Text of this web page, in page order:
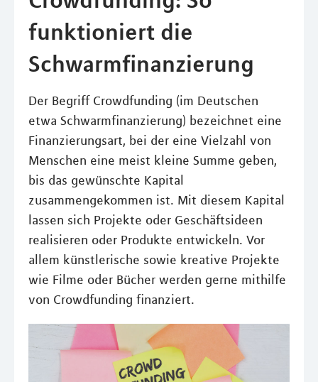
funktioniert die
Schwarmfinanzierung
Der Begriff Crowdfunding (im Deutschen
etwa Schwarmfinanzierung) bezeichnet eine
Finanzierungsart, bei der eine Vielzahl von
Menschen eine meist kleine Summe geben,
bis das gewünschte Kapital
zusammengekommen ist. Mit diesem Kapital
lassen sich Projekte oder Geschäftsideen
realisieren oder Produkte entwickeln. Vor
allem künstlerische sowie kreative Projekte
wie Filme oder Bücher werden gerne mithilfe
von Crowdfunding finanziert.